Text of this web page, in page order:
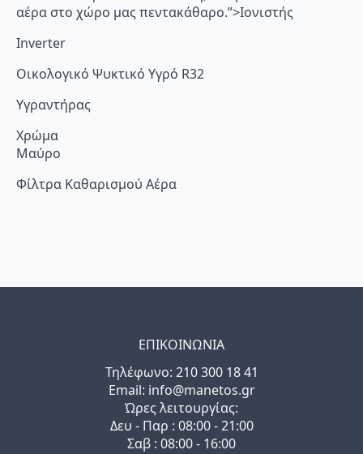
αέρα στο χώρο μας πεντακάθαρο.”>Ιονιστής
Inverter
Οικολογικό Ψυκτικό Υγρό R32
Υγραντήρας
Χρώμα
Μαύρο
Φίλτρα Καθαρισμού Αέρα
ΕΠΙΚΟΙΝΩΝΙΑ
Τηλέφωνo: 210 300 18 41
Email: info@manetos.gr
Ώρες λειτουργίας:
Δευ - Παρ : 08:00 - 21:00
Σαβ : 08:00 - 16:00